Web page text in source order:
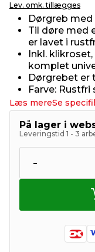
& ukrudt
Lev. omk. tillægges
Dørgreb med
Til døre med
er lavet i
Inkl.
komplet
Dørgrebet er
Farve: Rustfri
Læs mereSe
På lager i
Leveringstid 1 - 3
-